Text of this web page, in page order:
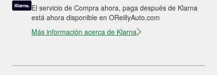
El servicio de Compra ahora, paga después de Klarna
está ahora disponible en OReillyAuto.com
Más información acerca de Klarna